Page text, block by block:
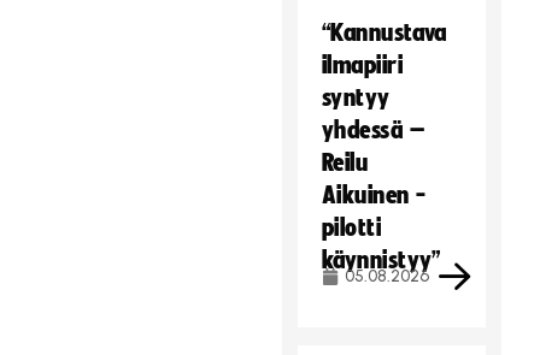
“Kannustava
ilmapiiri
syntyy
yhdessä –
Reilu
Aikuinen -
pilotti
käynnistyy”
05.08.2026